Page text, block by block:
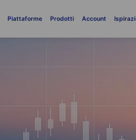
Piattaforme Prodotti Account